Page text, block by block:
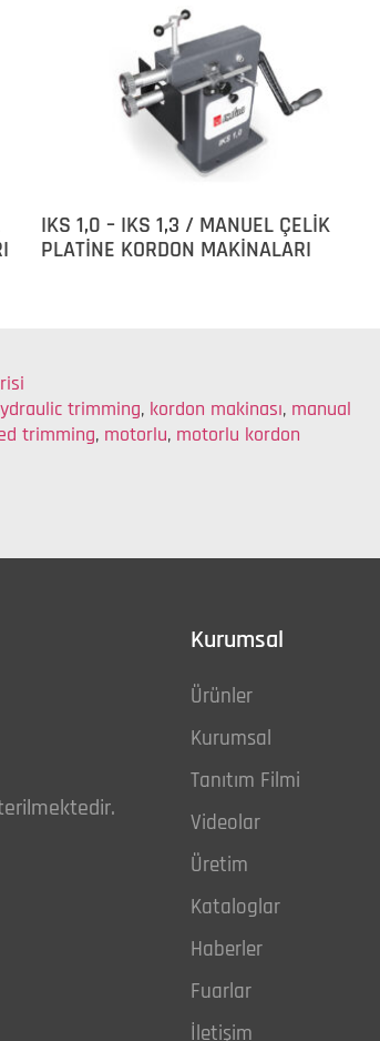
IKS 1,0 – IKS 1,3 / MANUEL ÇELİK
PLATİNE KORDON MAKİNALARI
trimming, kordon makinası, manual
trimming, motorlu, motorlu kordon
Kurumsal
Ürünler
Kurumsal
Tanıtım Filmi
Videolar
Üretim
Kataloglar
Haberler
Fuarlar
İletişim